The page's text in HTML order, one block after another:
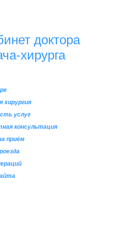
доктора
хирурга
хирургия
услуг
консультация
приём